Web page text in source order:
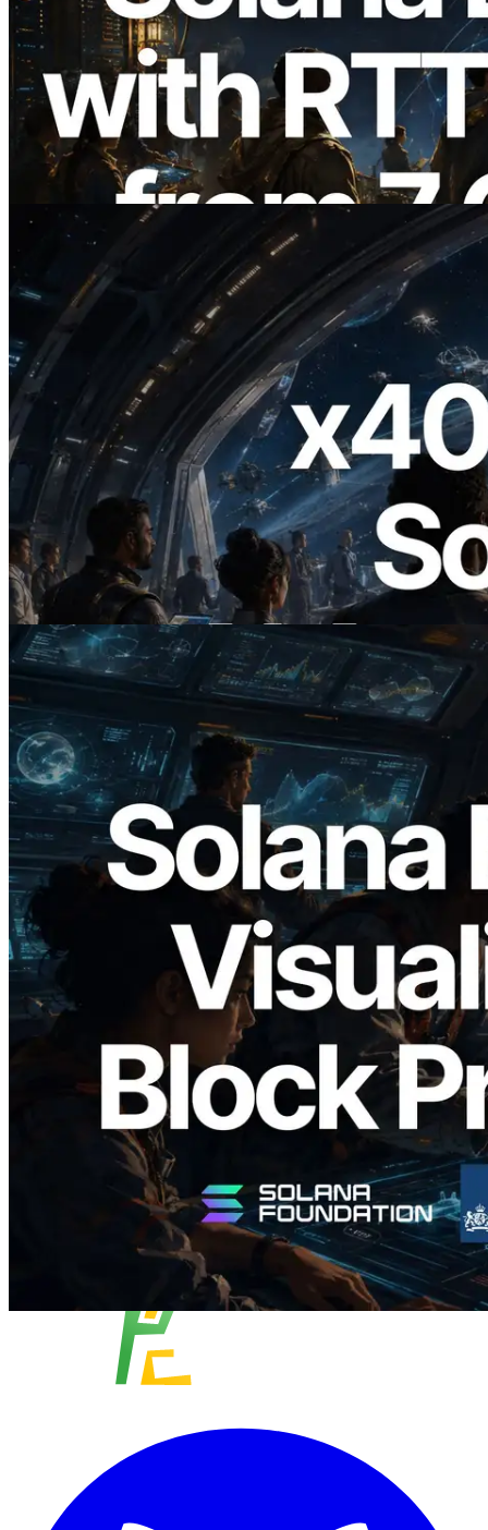
2026.08.05
ERPC mở rộng Solana Leader Slot API
với phép đo ping từ 7 khu vực toàn cầu —
Validators Information API cũng chính
thức ra mắt
Đọc bài viết này
2026.07.04
ERPC ra mắt Solana RPC hỗ trợ x402 —
Mở ra thời đại AI Agent trả tiền theo nhu
cầu cho API cần dùng
Đọc bài viết này
2026.05.24
Validators Solutions ra mắt Solana Block
Analyzer — Trực quan hóa thời gian tạo
block và validator phụ trách theo từng
slot
Đọc bài viết này